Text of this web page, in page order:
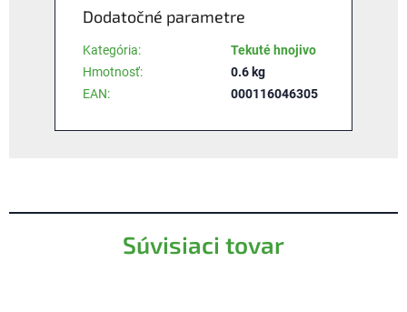
Súvisiaci tovar
Dodatočné parametre
Kategória:
Tekuté hnojivo
Hmotnosť:
0.6 kg
EAN: 000116046305